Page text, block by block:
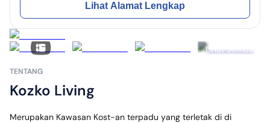
Lihat Alamat Lengkap
Lihat Semua
TENTANG
Kozko Living
Merupakan Kawasan Kost-an terpadu yang terletak di di